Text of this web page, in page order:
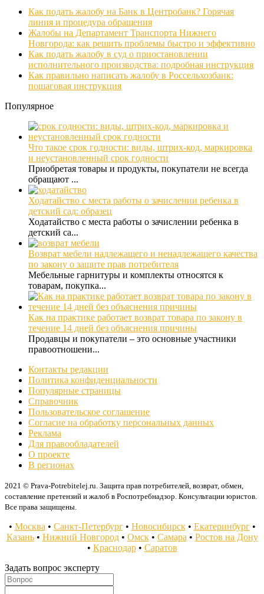
Как подать жалобу на Банк в Центробанк? Горячая
линия и процедура обращения
Жалобы на Департамент Транспорта Нижнего
Новгорода: как решить проблемы быстро и эффективно
Как подать жалобу в суд о приостановлении
исполнительного производства: подробная инструкция
Как правильно написать жалобу в Россельхозбанк:
пошаговая инструкция
Популярное
Что такое срок годности: виды, штрих-код, маркировка
и неустановленный срок годности
Приобретая товары и продукты, покупатели не всегда
обращают ...
Ходатайство с места работы о зачислении ребенка в
детский сад: образец
Ходатайство с места работы о зачислении ребенка в
детский са...
Возврат мебели надлежащего и ненадлежащего качества
по закону о защите прав потребителя
Мебельные гарнитуры и комплекты относятся к
товарам, покупка...
Как на практике работает возврат товара по закону в
течение 14 дней без объяснения причины
Продавцы и покупатели – это основные участники
правоотношени...
Контакты редакции
Политика конфиденциальности
Популярные страницы
Справочник
Пользовательское соглашение
Согласие на обработку персональных данных
Реклама
Для правообладателей
О проекте
В регионах
2021 © Prava-Potrebitelej.ru. Защита прав потребителей, возврат, обмен,
составление претензий и жалоб в Роспотребнадзор. Консультации юристов.
Все права защищены.
• Москва • Санкт-Петербург• Новосибирск• Екатеринбург•
Казань• Нижний Новгород• Омск• Самара • Ростов на Дону
• Краснодар• Саратов
Задать вопрос эксперту